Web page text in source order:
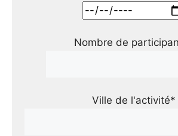
Nombre de
Ville de l'activité*